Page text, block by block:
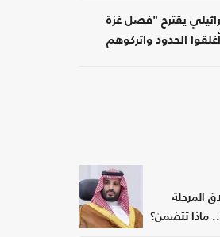
يقترح "فصل غزة
الحدود واتركوهم
المرحلة